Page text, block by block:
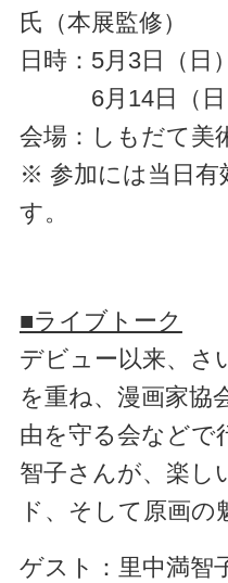
氏（本展監修）
日時：5月3日（日
6月14日（日）
会場：しもだて美
※ 参加には当日有
す。
■ライブトーク
デビュー以来、さ
を重ね、漫画家協
由を守る会などで
智子さんが、楽し
ド、そして原画の
ゲスト：里中満智